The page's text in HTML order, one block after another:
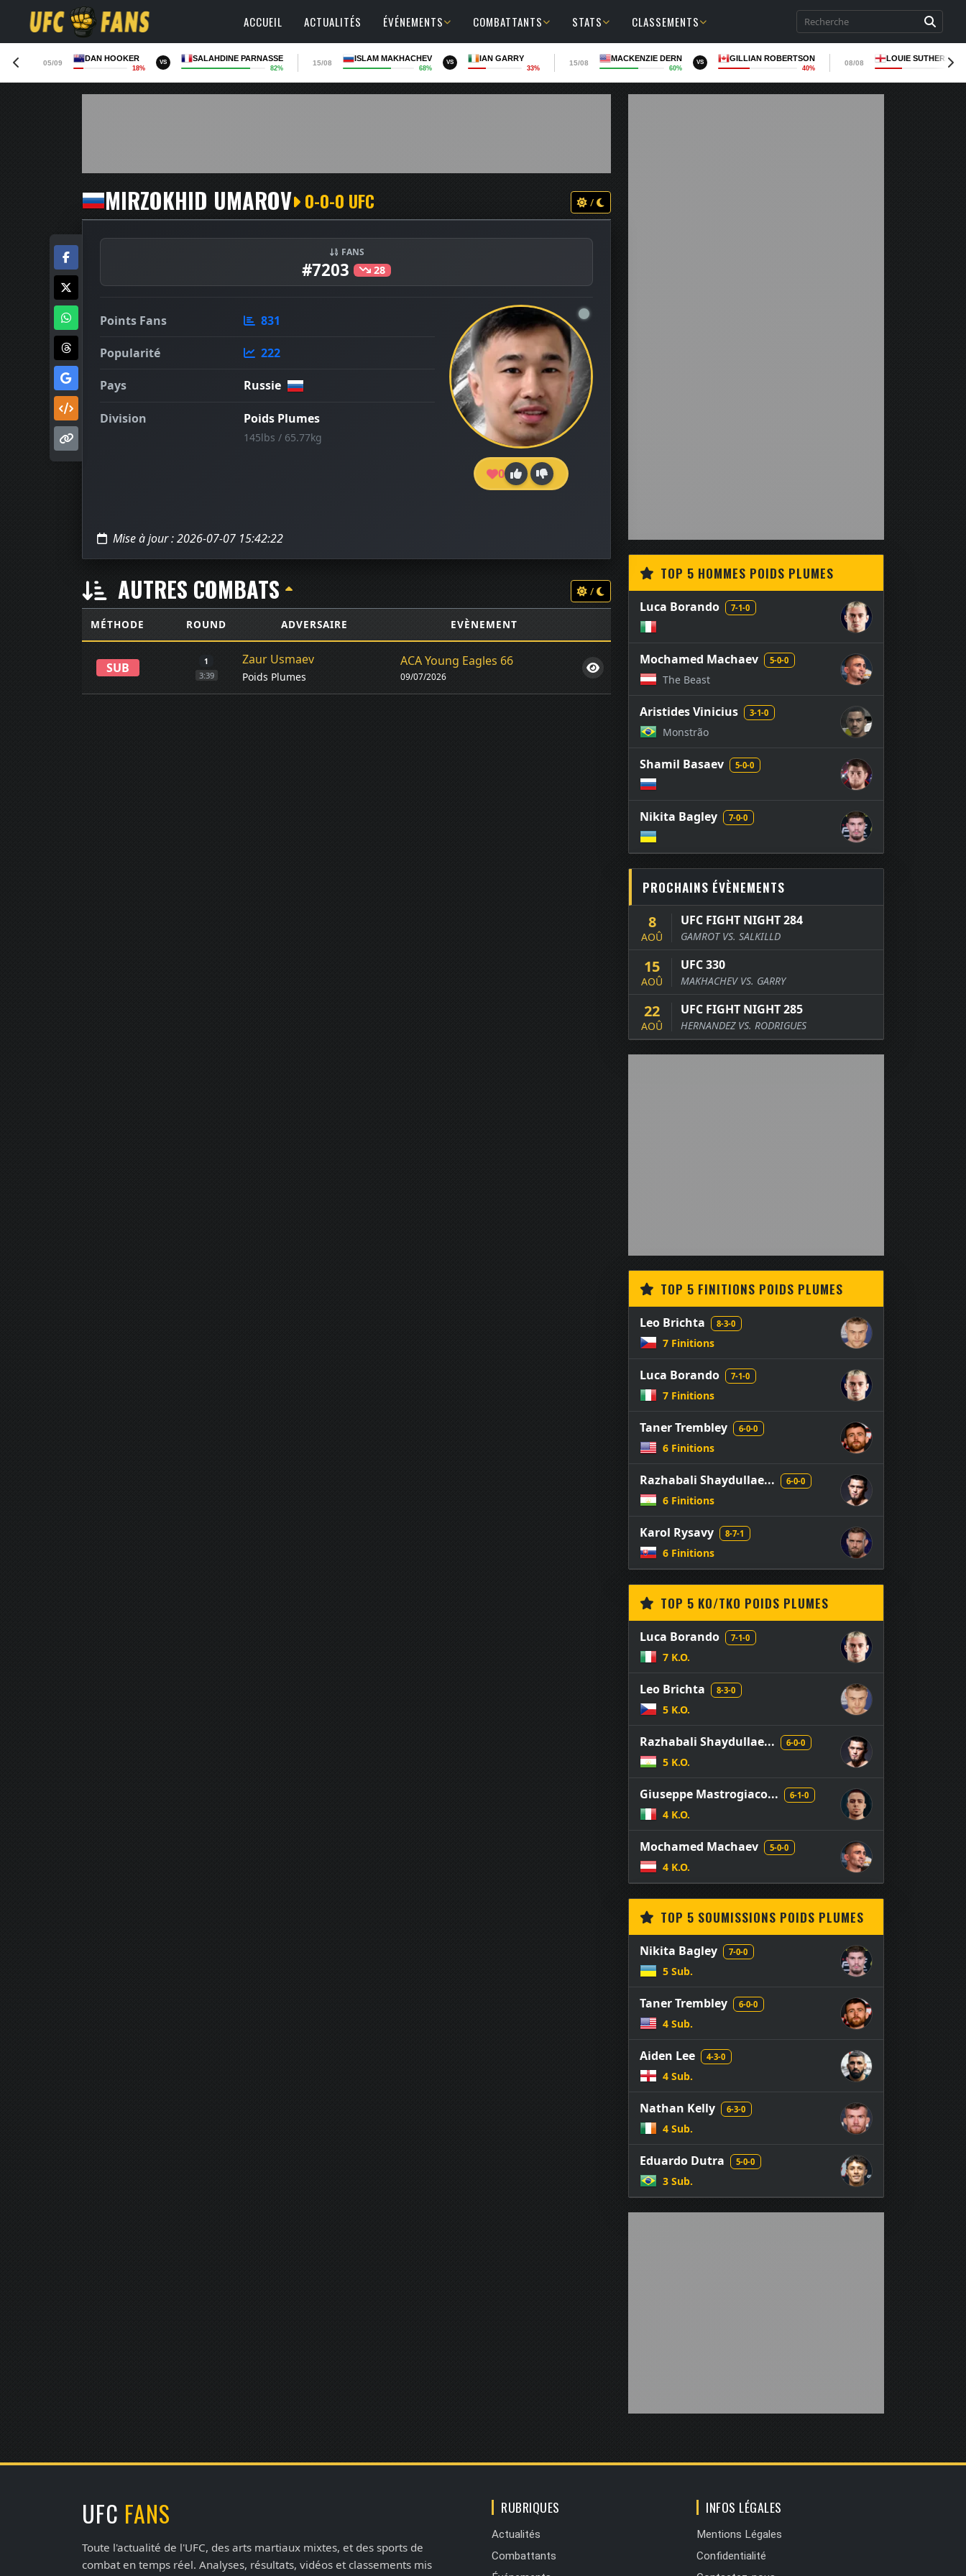
ACCUEIL ACTUALITÉS ÉVÉNEMENTS COMBATTANTS STATS CLASSEMENTS
05/09
DAN HOOKER
18%
VS SALAHDINE PARNASSE
82%
15/08
ISLAM MAKHACHEV
68%
VS IAN GARRY
33%
15/08
MACKENZIE DERN
60%
VS GILLIAN ROBERTSON
40%
08/08
LOUIE
MIRZOKHID UMAROV 0-0-0 UFC /
FANS
#7203 28
0
Points Fans 831
Popularité 222
Pays Russie
Division Poids Plumes
145lbs / 65.77kg
Mise à jour : 2026-07-07 15:42:22
AUTRES COMBATS /
MÉTHODE ROUND ADVERSAIRE EVÈNEMENT
SUB 1
3:39
Zaur Usmaev
Poids Plumes
ACA Young Eagles 66
09/07/2026
TOP 5 HOMMES POIDS PLUMES
Luca Borando 7-1-0
Mochamed Machaev 5-0-0
The Beast
Aristides Vinicius 3-1-0
Monstrão
Shamil Basaev 5-0-0
Nikita Bagley 7-0-0
PROCHAINS ÉVÈNEMENTS
8
AOÛ
UFC FIGHT NIGHT 284
GAMROT VS. SALKILLD
15
AOÛ
UFC 330
MAKHACHEV VS. GARRY
22
AOÛ
UFC FIGHT NIGHT 285
HERNANDEZ VS. RODRIGUES
TOP 5 FINITIONS POIDS PLUMES
Leo Brichta 8-3-0
7 Finitions
Luca Borando 7-1-0
7 Finitions
Taner Trembley 6-0-0
6 Finitions
Razhabali Shaydullae... 6-0-0
6 Finitions
Karol Rysavy 8-7-1
6 Finitions
TOP 5 KO/TKO POIDS PLUMES
Luca Borando 7-1-0
7 K.O.
Leo Brichta 8-3-0
5 K.O.
Razhabali Shaydullae... 6-0-0
5 K.O.
Giuseppe Mastrogiaco... 6-1-0
4 K.O.
Mochamed Machaev 5-0-0
4 K.O.
TOP 5 SOUMISSIONS POIDS PLUMES
Nikita Bagley 7-0-0
5 Sub.
Taner Trembley 6-0-0
4 Sub.
Aiden Lee 4-3-0
4 Sub.
Nathan Kelly 6-3-0
4 Sub.
Eduardo Dutra 5-0-0
3 Sub.
UFC FANS
Toute l'actualité de l'UFC, des arts martiaux mixtes, et des sports de
combat en temps réel. Analyses, résultats, vidéos et classements mis
RUBRIQUES
Actualités
Combattants
INFOS LÉGALES
Mentions Légales
Confidentialité